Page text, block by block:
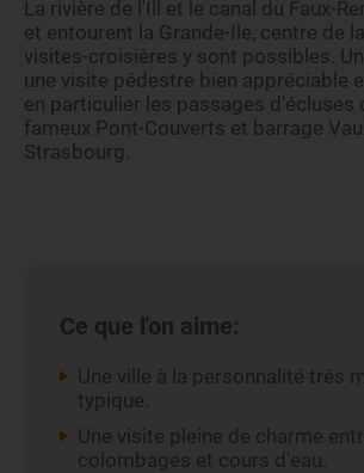
La rivière de l'Ill et le canal du Faux-
et entourent la Grande-Ile, centre de
visites-croisières y sont possibles.
une visite pédestre bien appréciable
en particulier les passages d'écluses
fameux Pont-Couverts et barrage
Strasbourg.
Ce que l'on aime:
Une ville à la personnalité très
typique.
Une visite pleine de charme
colombages et cours d'eau.